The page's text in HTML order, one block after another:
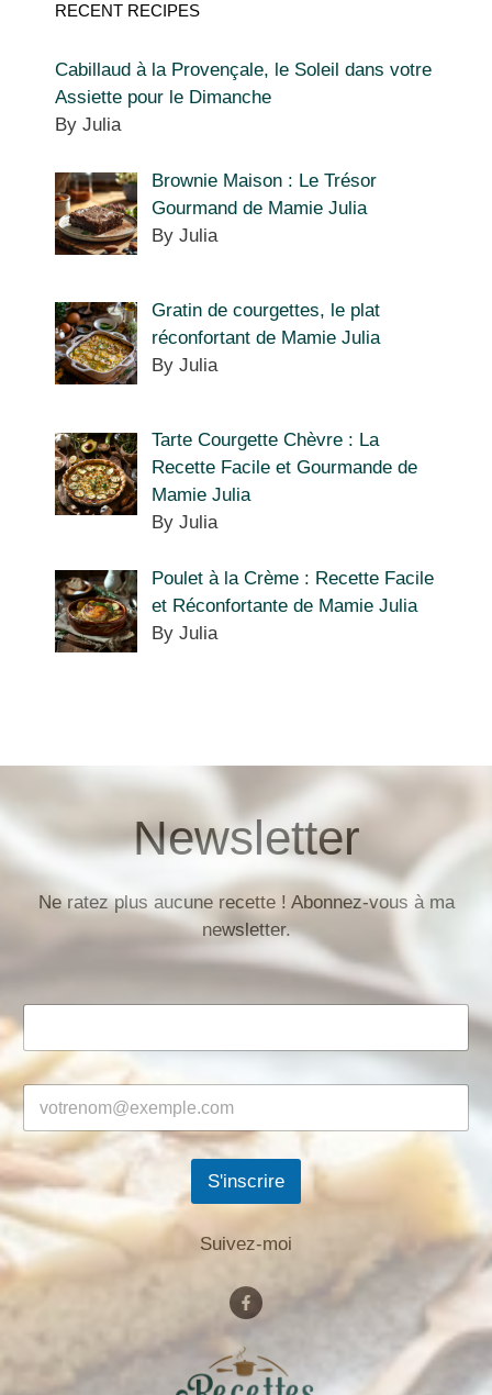
RECENT RECIPES
Cabillaud à la Provençale, le Soleil dans votre
Assiette pour le Dimanche
By Julia
Brownie Maison : Le Trésor
Gourmand de Mamie Julia
By Julia
Gratin de courgettes, le plat
réconfortant de Mamie Julia
By Julia
Tarte Courgette Chèvre : La
Recette Facile et Gourmande de
Mamie Julia
By Julia
Poulet à la Crème : Recette Facile
et Réconfortante de Mamie Julia
By Julia
Newsletter
Ne ratez plus aucune recette ! Abonnez-vous à ma
newsletter.
S'inscrire
Suivez-moi